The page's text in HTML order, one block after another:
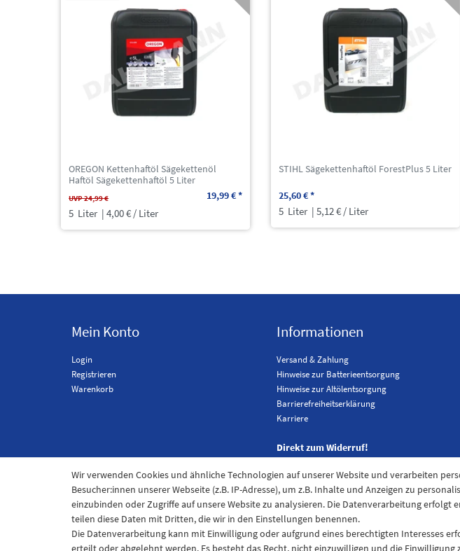
OREGON Kettenhaftöl Sägekettenöl
Haftöl Sägekettenhaftöl 5 Liter
UVP 24,99 € 19,99 € *
5 Liter | 4,00 € / Liter
STIHL Sägekettenhaftöl ForestPlus 5 Liter
25,60 € *
5 Liter | 5,12 € / Liter
Mein Konto
Login
Registrieren
Warenkorb
Informationen
Versand & Zahlung
Hinweise zur Batterieentsorgung
Hinweise zur Altölentsorgung
Barrierefreiheitserklärung
Karriere
Direkt zum Widerruf!
Wir verwenden Cookies und ähnliche Technologien auf unserer Website und verarbeiten
Besucher:innen unserer Webseite (z.B. IP-Adresse), um z.B. Inhalte und Anzeigen zu
einzubinden oder Zugriffe auf unsere Website zu analysieren. Die Datenverarbeitung erfolgt
teilen diese Daten mit Dritten, die wir in den Einstellungen benennen.
Die Datenverarbeitung kann mit Einwilligung oder aufgrund eines berechtigten Interesses
erteilt oder abgelehnt werden. Es besteht das Recht, nicht einzuwilligen und die